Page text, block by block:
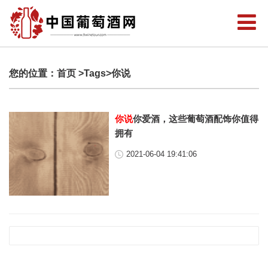
您的位置： 首页 >Tags>你说
你说你爱酒，这些葡萄酒配饰你值得
拥有
2021-06-04 19:41:06